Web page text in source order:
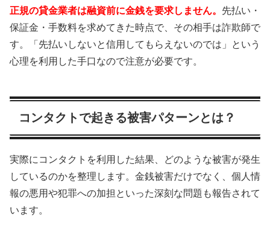
正規の貸金業者は融資前に金銭を要求しません。 先払い・
保証金・手数料を求めてきた時点で、その相手は詐欺師で
す。「先払いしないと信用してもらえないのでは」という
心理を利用した手口なので注意が必要です。
コンタクトで起きる被害パターンとは？
実際にコンタクトを利用した結果、どのような被害が発生
しているのかを整理します。金銭被害だけでなく、個人情
報の悪用や犯罪への加担といった深刻な問題も報告されて
います。